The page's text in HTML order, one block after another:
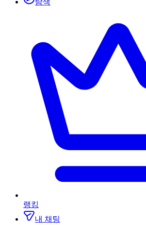
탐색
랭킹
내 채팅